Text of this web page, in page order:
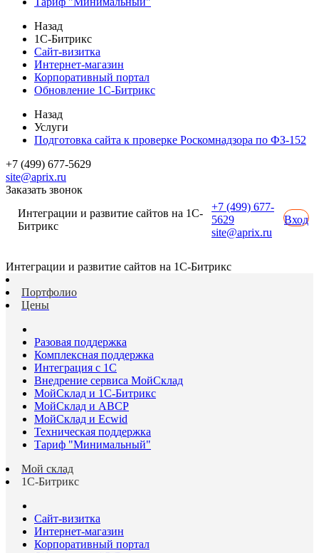
Назад
1С-Битрикс
Сайт-визитка
Интернет-магазин
Корпоративный портал
Обновление 1С-Битрикс
Назад
Услуги
Подготовка сайта к проверке Роскомнадзора по ФЗ-152
+7 (499) 677-5629
site@aprix.ru
Заказать звонок
Интеграции и развитие сайтов на 1С-
Битрикс
+7 (499) 677-
5629
site@aprix.ru
Вход
Интеграции и развитие сайтов на 1С-Битрикс
Портфолио
Цены
Разовая поддержка
Комплексная поддержка
Интеграция с 1С
Внедрение сервиса МойСклад
МойСклад и 1С-Битрикс
МойСклад и ABCP
МойСклад и Ecwid
Техническая поддержка
Тариф "Минимальный"
Мой склад
1С-Битрикс
Сайт-визитка
Интернет-магазин
Корпоративный портал